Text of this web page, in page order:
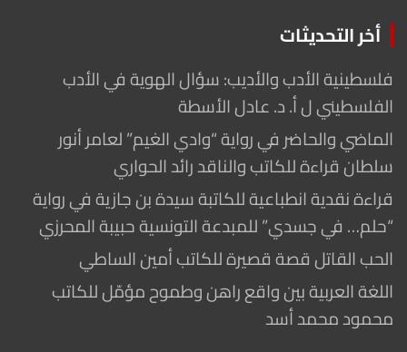
أخر التحديثات
فلسطينية الأدب والأديب: سؤال الهوية في الأدب
الفلسطيني ل أ. د. عادل الأسطة
الماضي والحاضر في رواية “وادي الغيم” لعامر أنور
سلطان قراءة للكاتب والناقد رائد الحواري
قراءة نقدية انطباعية للكاتبة سيدة بن جازية في رواية
“حلم… في جسدي” للمبدعة التونسية حبيبة المحرزي
الحب القاتل قصة قصيرة للكاتب أمين الساطي
اللغة العربية بين واقع راهن وطموح مؤمّل للكاتب
محمود محمد أسد